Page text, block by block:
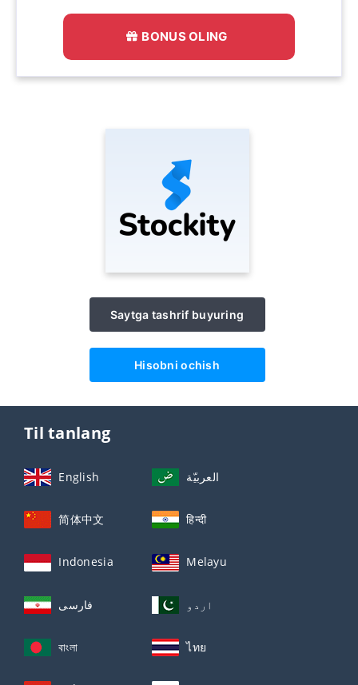
BONUS OLING
Saytga tashrif buyuring
Hisobni ochish
Til tanlang
English العربيّة
简体中文 हिन्दी
Indonesia Melayu
فارسی اردو
বাংলা ไทย